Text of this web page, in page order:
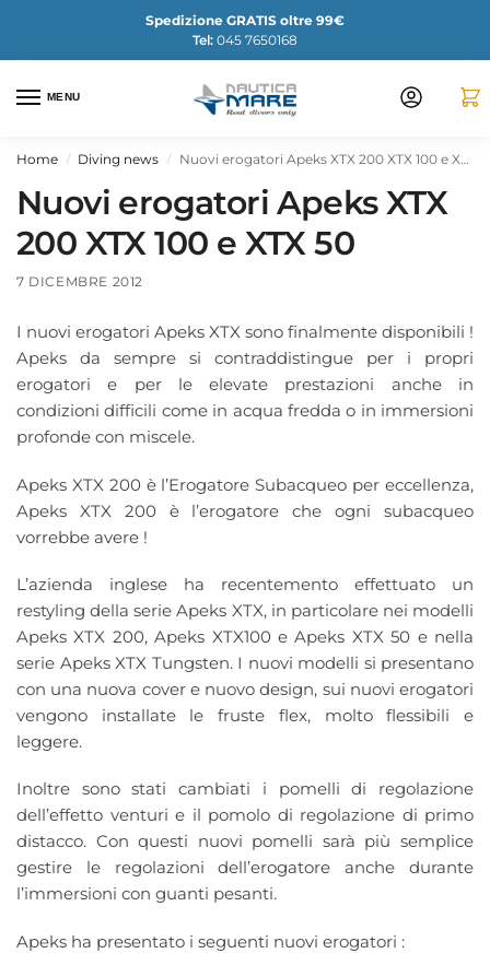
Spedizione GRATIS oltre 99€
Tel: 045 7650168
MENU
Home / Diving news / Nuovi erogatori Apeks XTX 200 XTX 100 e XTX 50
Nuovi erogatori Apeks XTX
200 XTX 100 e XTX 50
7 DICEMBRE 2012
I nuovi erogatori Apeks XTX sono finalmente disponibili !
Apeks da sempre si contraddistingue per i propri
erogatori e per le elevate prestazioni anche in
condizioni difficili come in acqua fredda o in immersioni
profonde con miscele.
Apeks XTX 200 è l’Erogatore Subacqueo per eccellenza,
Apeks XTX 200 è l’erogatore che ogni subacqueo
vorrebbe avere !
L’azienda inglese ha recentemento effettuato un
restyling della serie Apeks XTX, in particolare nei modelli
Apeks XTX 200, Apeks XTX100 e Apeks XTX 50 e nella
serie Apeks XTX Tungsten. I nuovi modelli si presentano
con una nuova cover e nuovo design, sui nuovi erogatori
vengono installate le fruste flex, molto flessibili e
leggere.
Inoltre sono stati cambiati i pomelli di regolazione
dell’effetto venturi e il pomolo di regolazione di primo
distacco. Con questi nuovi pomelli sarà più semplice
gestire le regolazioni dell’erogatore anche durante
l’immersioni con guanti pesanti.
Apeks ha presentato i seguenti nuovi erogatori :